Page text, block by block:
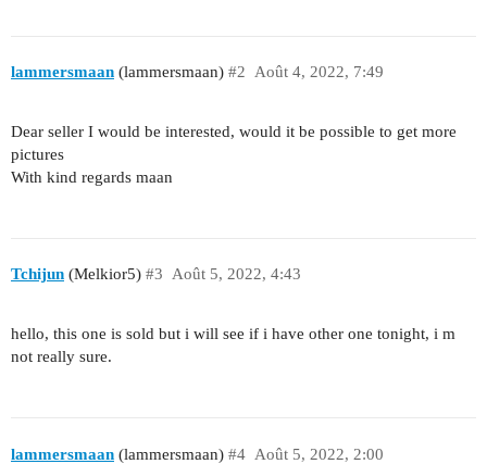
lammersmaan (lammersmaan) Août 4, 2022, 7:49
#2
Dear seller I would be interested, would it be possible to get more
pictures
With kind regards maan
Tchijun (Melkior5) Août 5, 2022, 4:43
#3
hello, this one is sold but i will see if i have other one tonight, i m
not really sure.
lammersmaan (lammersmaan) Août 5, 2022, 2:00
#4